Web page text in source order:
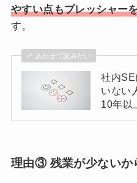
やすい点もプレッシャー
す。
あわせて読みたい
社内SE
いない
10年以
理由③ 残業が少ないか